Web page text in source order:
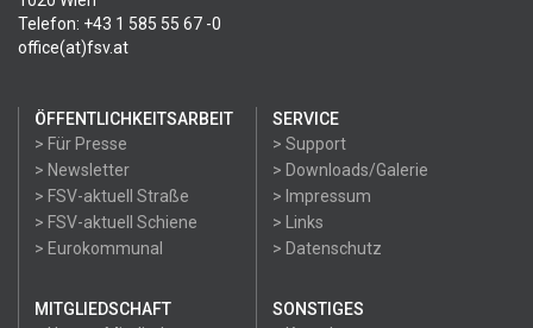
Telefon: +43 1 585 55 67 -0
office(at)fsv.at
ÖFFENTLICHKEITSARBEIT
> Für Presse
> Newsletter
> FSV-aktuell Straße
> FSV-aktuell Schiene
> Eurokommunal
SERVICE
> Support
> Downloads/Galerie
> Impressum
> Links
> Datenschutz
MITGLIEDSCHAFT
SONSTIGES